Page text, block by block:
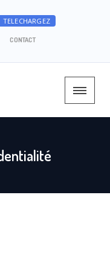
TELECHARGEZ
CONTACT